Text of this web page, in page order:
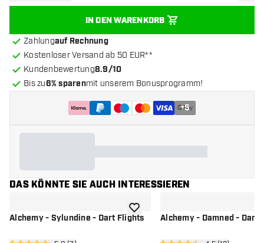
IN DEN WARENKORB
Zahlungauf Rechnung
Kostenloser Versand ab 50 EUR**
Kundenbewertung8.9/10
Bis zu6% sparenmit unserem Bonusprogramm!
+5
DAS KÖNNTE SIE AUCH INTERESSIEREN
Alchemy - Sylundine - Dart FlightsZur Wunschliste hinzufügen
Alchemy - Damned - Dart